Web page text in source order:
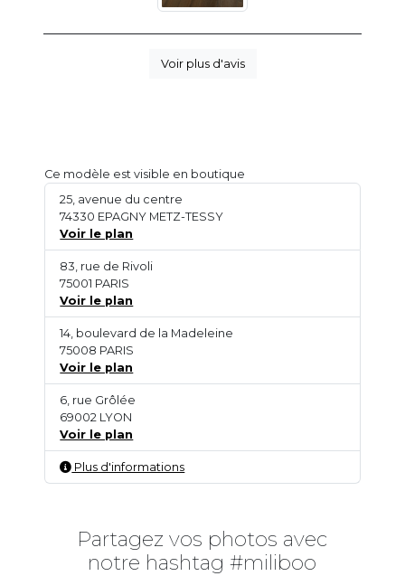
Voir plus d'avis
Ce modèle est visible en boutique
25, avenue du centre
74330 EPAGNY METZ-TESSY
Voir le plan
83, rue de Rivoli
75001 PARIS
Voir le plan
14, boulevard de la Madeleine
75008 PARIS
Voir le plan
6, rue Grôlée
69002 LYON
Voir le plan
Plus d'informations
Partagez vos photos avec
notre hashtag #miliboo